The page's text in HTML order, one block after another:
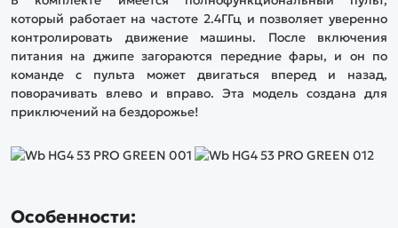
который работает на частоте 2.4ГГц и позволяет уверенно
контролировать движение машины. После включения
питания на джипе загораются передние фары, и он по
команде с пульта может двигаться вперед и назад,
поворачивать влево и вправо. Эта модель создана для
приключений на бездорожье!
Особенности: